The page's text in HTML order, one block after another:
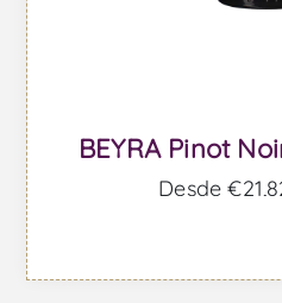
BEYRA Pinot
Desde